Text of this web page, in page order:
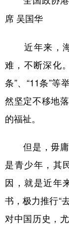
席 吴国华
近年来，海
难，不断深化
条”、“11条”等
然坚定不移地
的福祉。
但是，毋庸
是青少年，其
因，就是近年
书，极力推行“
对中国历史，